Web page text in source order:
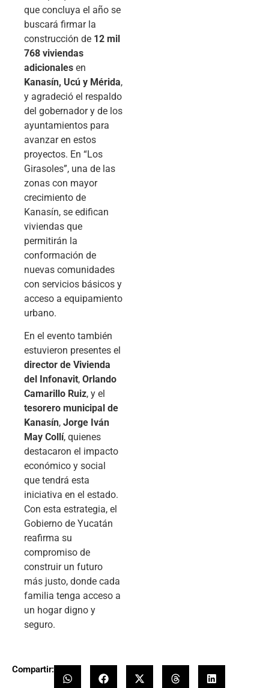
que concluya el año se
buscará firmar la
construcción de 12 mil
768 viviendas
adicionales en
Kanasín, Ucú y Mérida,
y agradeció el respaldo
del gobernador y de los
ayuntamientos para
avanzar en estos
proyectos. En “Los
Girasoles”, una de las
zonas con mayor
crecimiento de
Kanasín, se edifican
viviendas que
permitirán la
conformación de
nuevas comunidades
con servicios básicos y
acceso a equipamiento
urbano.
En el evento también
estuvieron presentes el
director de Vivienda
del Infonavit, Orlando
Camarillo Ruiz, y el
tesorero municipal de
Kanasín, Jorge Iván
May Collí, quienes
destacaron el impacto
económico y social
que tendrá esta
iniciativa en el estado.
Con esta estrategia, el
Gobierno de Yucatán
reafirma su
compromiso de
construir un futuro
más justo, donde cada
familia tenga acceso a
un hogar digno y
seguro.
Compartir: